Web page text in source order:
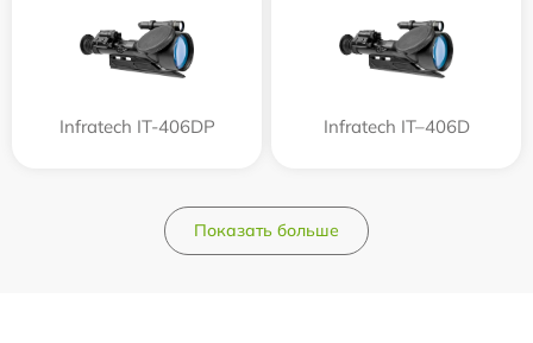
Infratech IT-406DP Infratech IT–406D
Показать больше